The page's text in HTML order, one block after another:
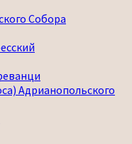
Собора
Адрианопольского